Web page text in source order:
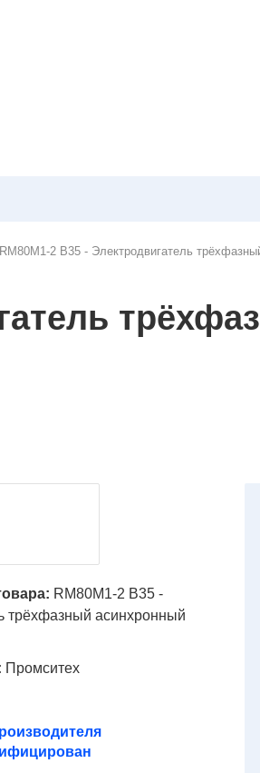
RM80M1-2 B35 - Электродвигатель
RM80M1-2 B35 -
трёхфазный асинхронный
Промситех